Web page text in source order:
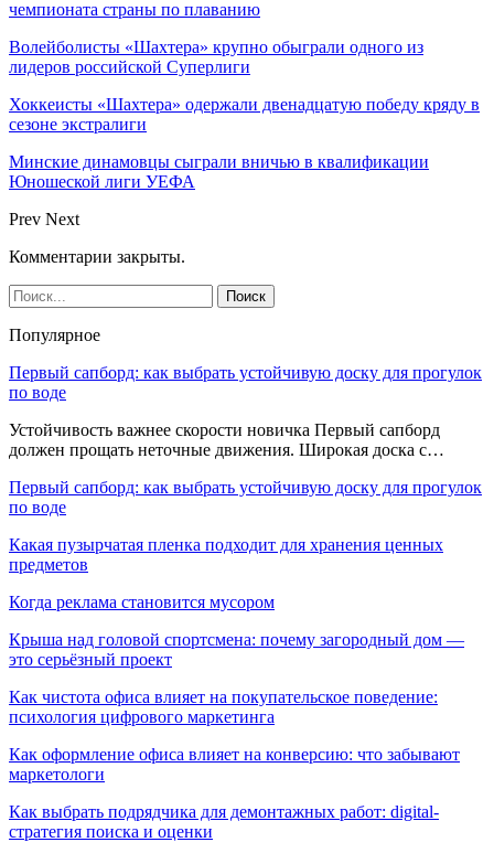
чемпионата страны по плаванию
Волейболисты «Шахтера» крупно обыграли одного из
лидеров российской Суперлиги
Хоккеисты «Шахтера» одержали двенадцатую победу кряду в
сезоне экстралиги
Минские динамовцы сыграли вничью в квалификации
Юношеской лиги УЕФА
Prev Next
Комментарии закрыты.
Популярное
Первый сапборд: как выбрать устойчивую доску для прогулок
по воде
Устойчивость важнее скорости новичка Первый сапборд
должен прощать неточные движения. Широкая доска с…
Первый сапборд: как выбрать устойчивую доску для прогулок
по воде
Какая пузырчатая пленка подходит для хранения ценных
предметов
Когда реклама становится мусором
Крыша над головой спортсмена: почему загородный дом —
это серьёзный проект
Как чистота офиса влияет на покупательское поведение:
психология цифрового маркетинга
Как оформление офиса влияет на конверсию: что забывают
маркетологи
Как выбрать подрядчика для демонтажных работ: digital-
стратегия поиска и оценки